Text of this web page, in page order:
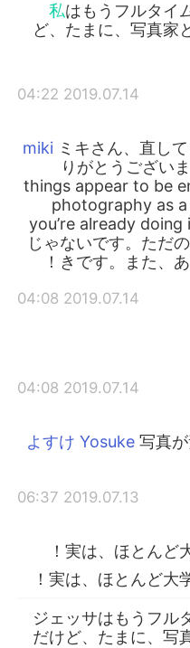
私はもうフルタイ
ど、たまに、写真家
2019.07.14 04:22
ミキさん、直し
りがとうござい
things appear to be
photography as
you’re already doing
じゃないです。ただ
きです。また、あ
2019.07.14 04:08
2019.07.14 04:08
写真が
2019.07.13 06:37
実は、ほとんど
！
実は、ほとんど大
！
ジェッサはもうフル
だけど、たまに、写